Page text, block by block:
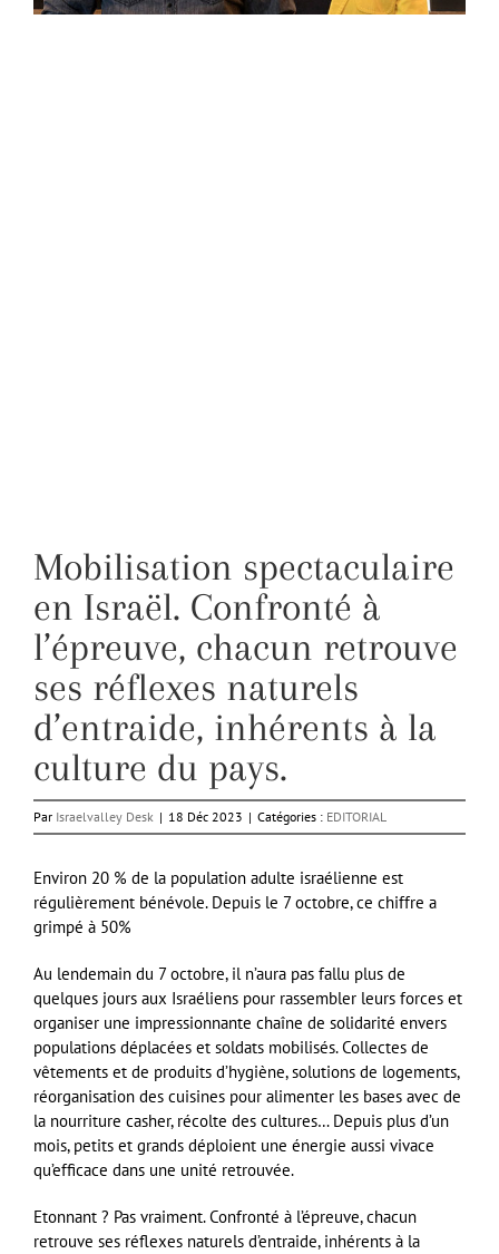
Mobilisation spectaculaire
en Israël. Confronté à
l’épreuve, chacun retrouve
ses réflexes naturels
d’entraide, inhérents à la
culture du pays.
Par Israelvalley Desk | 18 Déc 2023 | Catégories : EDITORIAL
Environ 20 % de la population adulte israélienne est
régulièrement bénévole. Depuis le 7 octobre, ce chiffre a
grimpé à 50%
Au lendemain du 7 octobre, il n’aura pas fallu plus de
quelques jours aux Israéliens pour rassembler leurs forces et
organiser une impressionnante chaîne de solidarité envers
populations déplacées et soldats mobilisés. Collectes de
vêtements et de produits d’hygiène, solutions de logements,
réorganisation des cuisines pour alimenter les bases avec de
la nourriture casher, récolte des cultures… Depuis plus d’un
mois, petits et grands déploient une énergie aussi vivace
qu’efficace dans une unité retrouvée.
Etonnant ? Pas vraiment. Confronté à l’épreuve, chacun
retrouve ses réflexes naturels d’entraide, inhérents à la